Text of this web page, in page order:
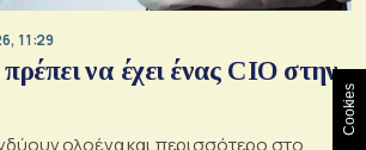
11:29
πρέπει να έχει ένας CIO στην
ολοένα και περισσότερο στο
Cookies